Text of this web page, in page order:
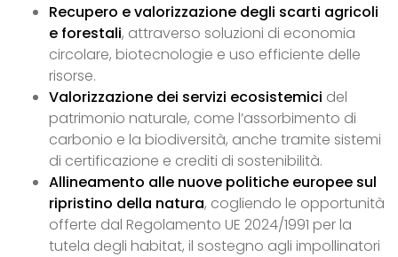
Recupero e valorizzazione degli scarti agricoli
e forestali, attraverso soluzioni di economia
circolare, biotecnologie e uso efficiente delle
risorse.
Valorizzazione dei servizi ecosistemici del
patrimonio naturale, come l’assorbimento di
carbonio e la biodiversità, anche tramite sistemi
di certificazione e crediti di sostenibilità.
Allineamento alle nuove politiche europee sul
ripristino della natura, cogliendo le opportunità
offerte dal Regolamento UE 2024/1991 per la
tutela degli habitat, il sostegno agli impollinatori